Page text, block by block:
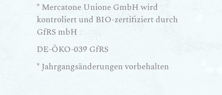
* Mercatone Unione GmbH wird
kontroliert und BIO-zertifiziert durch
GfRS mbH
DE-ÖKO-039 GfRS
* Jahrgangsänderungen vorbehalten